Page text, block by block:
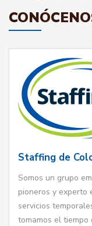
Staffing de
Somos un grupo
pioneros y experto
servicios
tomamos el